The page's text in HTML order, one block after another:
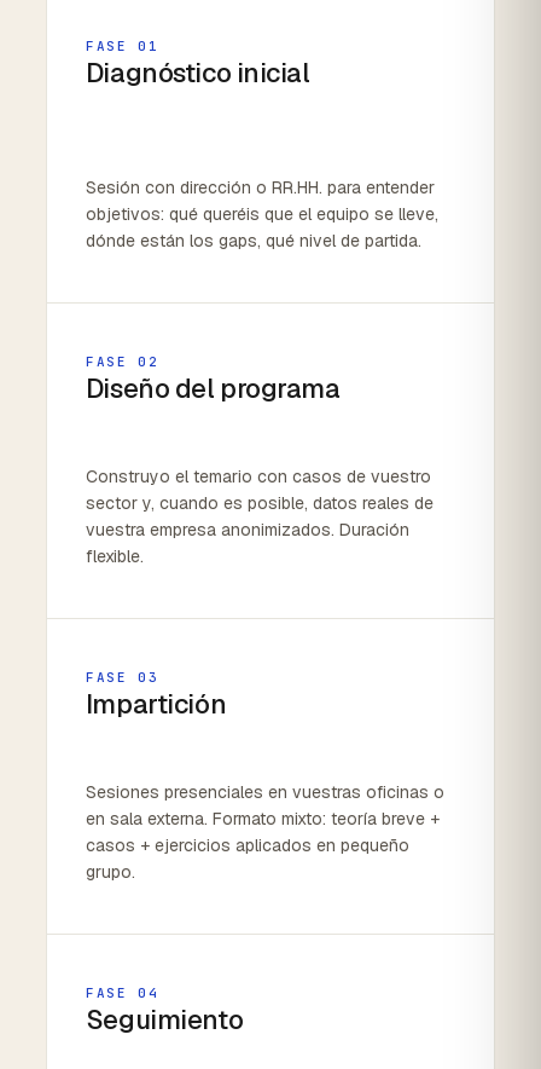
FASE 01
Diagnóstico inicial
Sesión con dirección o RR.HH. para entender
objetivos: qué queréis que el equipo se lleve,
dónde están los gaps, qué nivel de partida.
FASE 02
Diseño del programa
Construyo el temario con casos de vuestro
sector y, cuando es posible, datos reales de
vuestra empresa anonimizados. Duración
flexible.
FASE 03
Impartición
Sesiones presenciales en vuestras oficinas o
en sala externa. Formato mixto: teoría breve +
casos + ejercicios aplicados en pequeño
grupo.
FASE 04
Seguimiento